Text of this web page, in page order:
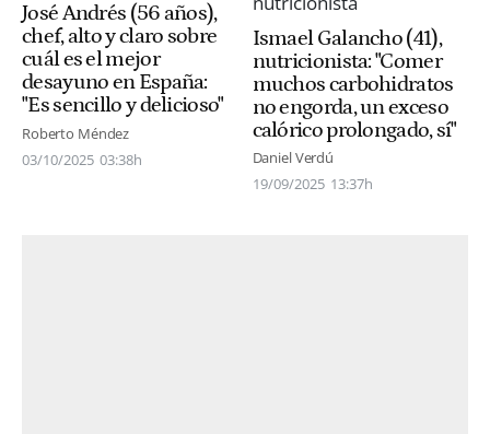
José Andrés (56 años),
chef, alto y claro sobre
cuál es el mejor
desayuno en España:
"Es sencillo y delicioso"
Roberto Méndez
03/10/2025 03:38h
Ismael Galancho (41),
nutricionista: "Comer
muchos carbohidratos
no engorda, un exceso
calórico prolongado, sí"
Daniel Verdú
19/09/2025 13:37h